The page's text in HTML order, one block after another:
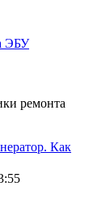
ЭБУ
ремонта
Как